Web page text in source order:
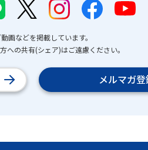
画などを掲載しています。
の共有(シェア)はご遠慮ください。
メルマガ登